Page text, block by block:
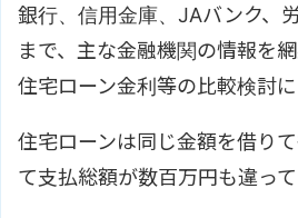
銀行、信用金庫、JAバンク、
まで、主な金融機関の情報を
住宅ローン金利等の比較検討に
住宅ローンは同じ金額を借り
て支払総額が数百万円も違って